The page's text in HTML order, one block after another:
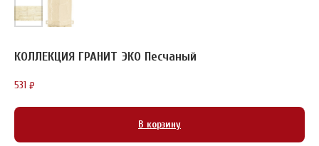
КОЛЛЕКЦИЯ ГРАНИТ ЭКО Песчаный
531 ₽
В корзину